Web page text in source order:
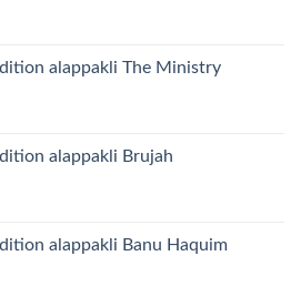
alappakli The Ministry
alappakli Brujah
alappakli Banu Haquim